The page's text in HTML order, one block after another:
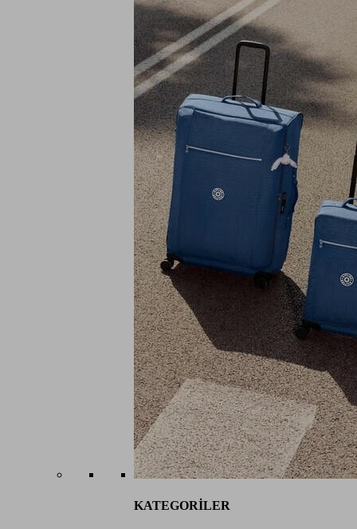
KATEGORİLER